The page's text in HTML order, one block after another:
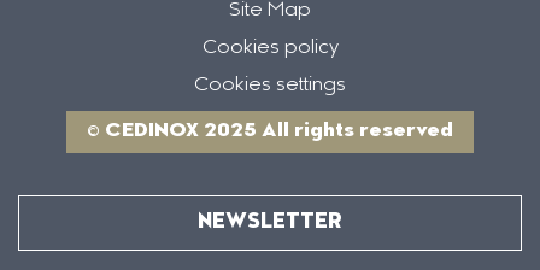
Site Map
Cookies policy
Cookies settings
© CEDINOX 2025 All rights reserved
NEWSLETTER